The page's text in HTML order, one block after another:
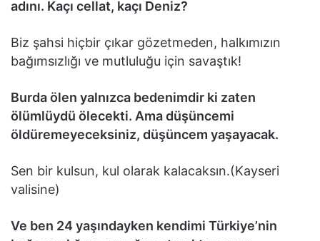
adını. Kaçı cellat, kaçı Deniz?
Biz şahsi hiçbir çıkar gözetmeden, halkımızın
bağımsızlığı ve mutluluğu için savaştık!
Burda ölen yalnızca bedenimdir ki zaten
ölümlüydü ölecekti. Ama düşüncemi
öldüremeyeceksiniz, düşüncem yaşayacak.
Sen bir kulsun, kul olarak kalacaksın.(Kayseri
valisine)
Ve ben 24 yaşındayken kendimi Türkiye’nin